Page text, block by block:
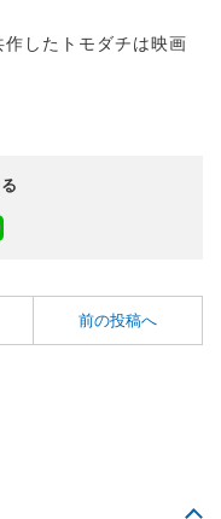
作したトモダチは映画
前の投稿へ